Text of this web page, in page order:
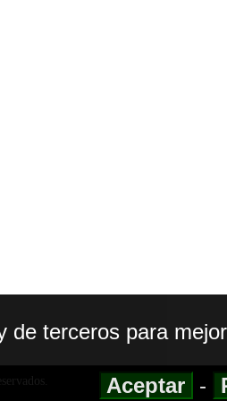
de terceros para
Aceptar -